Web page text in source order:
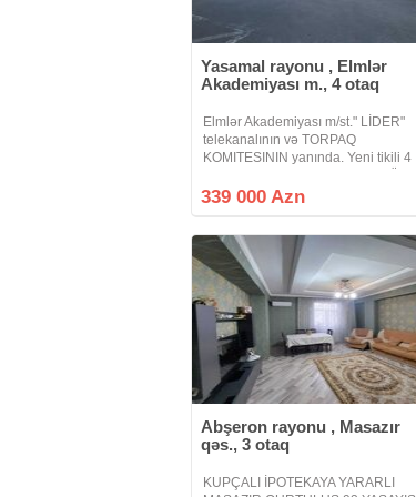
Yasamal rayonu , Elmlər
Akademiyası m., 4 otaq
Elmlər Akademiyası m/st." LİDER"
telekanalının və TORPAQ
KOMITESININ yanında. Yeni tikili 4
sahəsi 112 kv/m, 12/2-ci mərtəbədə
339 000 Azn
Abşeron rayonu , Masazır
qəs., 3 otaq
KUPÇALI İPOTEKAYA YARARLI